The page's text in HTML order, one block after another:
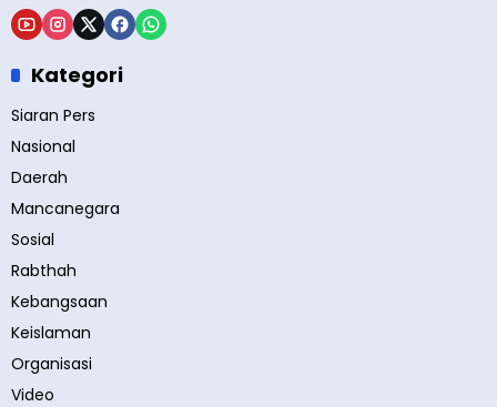
Kategori
Siaran Pers
Nasional
Daerah
Mancanegara
Sosial
Rabthah
Kebangsaan
Keislaman
Organisasi
Video